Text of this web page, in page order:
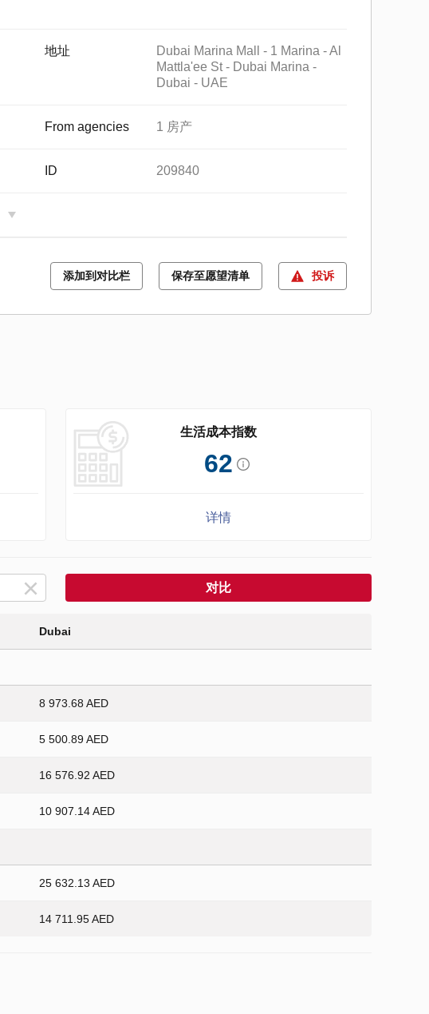
地址
Dubai Marina Mall - 1 Marina - Al
Mattla'ee St - Dubai Marina -
Dubai - UAE
From agencies 1 房产
ID 209840
添加到对比栏 保存至愿望清单 投诉
生活成本指数
62
详情
对比
Dubai
8 973.68 AED
5 500.89 AED
16 576.92 AED
10 907.14 AED
25 632.13 AED
14 711.95 AED